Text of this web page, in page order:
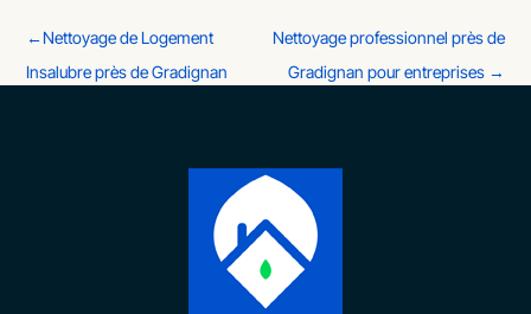
←Nettoyage de Logement
Insalubre près de Gradignan
Nettoyage professionnel près de
Gradignan pour entreprises →